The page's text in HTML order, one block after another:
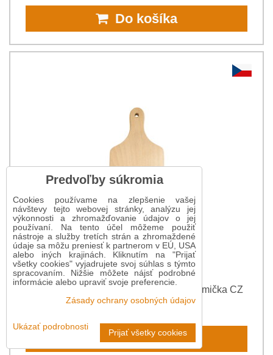
Do košíka
Dekoračná doska na krájanie Super mamička CZ
Do košíka
Predvoľby súkromia
Cookies používame na zlepšenie vašej
návštevy tejto webovej stránky, analýzu jej
výkonnosti a zhromažďovanie údajov o jej
používaní. Na tento účel môžeme použiť
nástroje a služby tretích strán a zhromaždené
údaje sa môžu preniesť k partnerom v EÚ, USA
alebo iných krajinách. Kliknutím na "Prijať
všetky cookies" vyjadrujete svoj súhlas s týmto
spracovaním. Nižšie môžete nájsť podrobné
informácie alebo upraviť svoje preferencie.
Zásady ochrany osobných údajov
Ukázať podrobnosti
Prijať všetky cookies